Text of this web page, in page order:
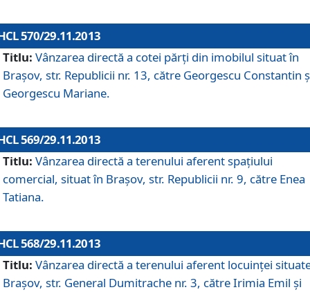
570/29.11.2013
Titlu: Vânzarea directă a cotei părţi din imobilul situat în
Braşov, str. Republicii nr. 13, către Georgescu Constantin
Georgescu Mariane.
569/29.11.2013
Titlu: Vânzarea directă a terenului aferent spaţiului
comercial, situat în Braşov, str. Republicii nr. 9, către Enea
Tatiana.
568/29.11.2013
Titlu: Vânzarea directă a terenului aferent locuinţei
Braşov, str. General Dumitrache nr. 3, către Irimia Emil şi